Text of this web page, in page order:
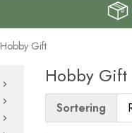
Hobby Gift
Hobby Gift
Sortering